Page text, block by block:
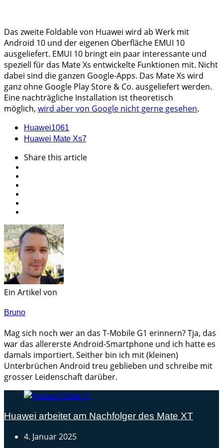
Das zweite Foldable von Huawei wird ab Werk mit
Android 10 und der eigenen Oberfläche EMUI 10
ausgeliefert. EMUI 10 bringt ein paar interessante und
speziell für das Mate Xs entwickelte Funktionen mit. Nicht
dabei sind die ganzen Google-Apps. Das Mate Xs wird
ganz ohne Google Play Store & Co. ausgeliefert werden.
Eine nachträgliche Installation ist theoretisch
möglich, wird aber von Google nicht gerne gesehen.
Huawei1061
Huawei Mate Xs7
Sharethis article
Ein Artikel von
Bruno
Mag sich noch wer an das T-Mobile G1 erinnern? Tja, das
war das allererste Android-Smartphone und ich hatte es
damals importiert. Seither bin ich mit (kleinen)
Unterbrüchen Android treu geblieben und schreibe mit
grosser Leidenschaft darüber.
Huawei arbeitet am Nachfolger des Mate XT
4. Januar 2025